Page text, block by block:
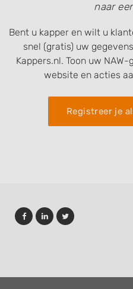
naar
Bent u kapper en wilt u
snel (gratis) uw
Kappers.nl. Toon uw
website en acties
Registreer je